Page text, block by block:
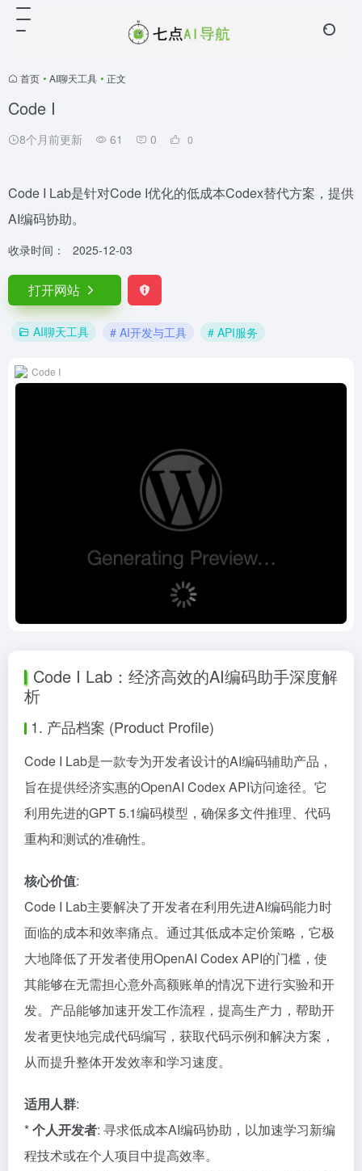
首页 • AI聊天工具 • 正文
Code I
8个月前更新 61 0 0
Code I Lab是针对Code I优化的低成本Codex替代方案，提供
AI编码协助。
收录时间： 2025-12-03
打开网站
AI聊天工具 # AI开发与工具 # API服务
Code I
Code I Lab：经济高效的AI编码助手深度解
析
1. 产品档案 (Product Profile)
Code I Lab是一款专为开发者设计的AI编码辅助产品，
旨在提供经济实惠的OpenAI Codex API访问途径。它
利用先进的GPT 5.1编码模型，确保多文件推理、代码
重构和测试的准确性。
核心价值:
Code I Lab主要解决了开发者在利用先进AI编码能力时
面临的成本和效率痛点。通过其低成本定价策略，它极
大地降低了开发者使用OpenAI Codex API的门槛，使
其能够在无需担心意外高额账单的情况下进行实验和开
发。产品能够加速开发工作流程，提高生产力，帮助开
发者更快地完成代码编写，获取代码示例和解决方案，
从而提升整体开发效率和学习速度。
适用人群:
*个人开发者: 寻求低成本AI编码协助，以加速学习新编
程技术或在个人项目中提高效率。